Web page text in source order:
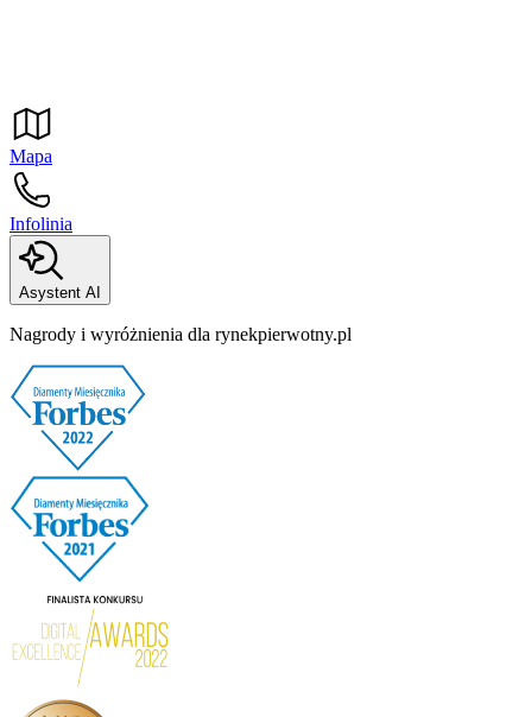
Mapa
Infolinia
Asystent AI
Nagrody i wyróżnienia dla rynekpierwotny.pl